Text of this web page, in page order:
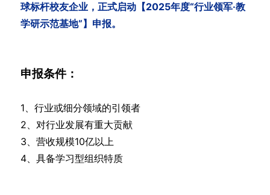
球标杆校友企业，正式启动【2025年度“行业领军·教
学研示范基地”】申报。
申报条件：
1、行业或细分领域的引领者
2、对行业发展有重大贡献
3、营收规模10亿以上
4、具备学习型组织特质